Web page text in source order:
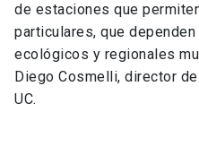
de estaciones que
particulares, que
ecológicos y regionales
Diego Cosmelli, director
UC.